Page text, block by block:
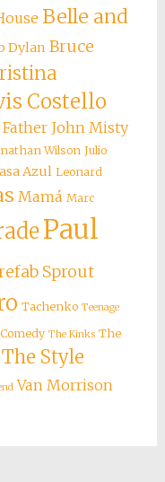
Belle and
Dylan Bruce
Costello
Father John Misty
Wilson Julio
Azul Leonard
Mamá Marc
Paul
Sprout
Tachenko Teenage
The Kinks The
The Style
Van Morrison